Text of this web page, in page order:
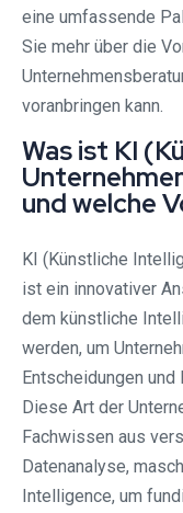
eine umfassende
Sie mehr über die
voranbringen kann.
Was ist KI
und welche
KI (Künstliche
ist ein innovativer
dem künstliche
werden, um
Entscheidungen
Diese Art der
Fachwissen aus
Datenanalyse,
Intelligence, um